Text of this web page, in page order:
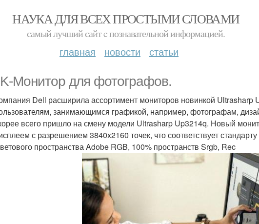
НАУКА ДЛЯ ВСЕХ ПРОСТЫМИ СЛОВАМИ
самый лучший сайт c познавательной информацией.
главная новости статьи
Монитор для фотографов.
Dell расширила ассортимент мониторов новинкой Ultrasharp
занимающимся графикой, например, фотографам,
всего пришло на смену модели Ultrasharp Up3214q. Новый
с разрешением 3840x2160 точек, что соответствует
пространства Adobe RGB, 100% пространств Srgb, Rec